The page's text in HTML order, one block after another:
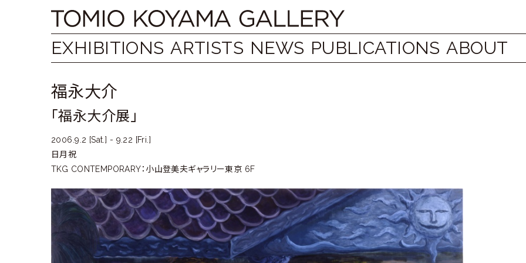
content
Tomio
Koyama
小
山
登
美
夫
ギ
ャ
EXHIBITIONS ARTISTS NEWS PUBLICATIONS ABOUT
福永大介
「福永大介展」
2006.9.2 [Sat.] - 9.22 [Fri.]
日月祝
TKG CONTEMPORARY：小山登美夫ギャラリー東京 6F